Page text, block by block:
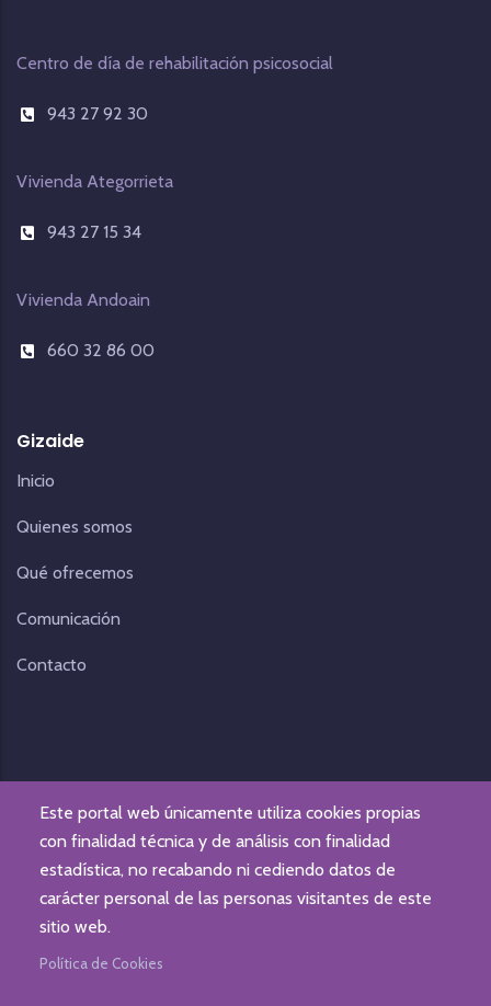
Centro de día de rehabilitación psicosocial
943 27 92 30
Vivienda Ategorrieta
943 27 15 34
Vivienda Andoain
660 32 86 00
Gizaide
Inicio
Quienes somos
Qué ofrecemos
Comunicación
Contacto
Este portal web únicamente utiliza cookies propias
con finalidad técnica y de análisis con finalidad
estadística, no recabando ni cediendo datos de
carácter personal de las personas visitantes de este
sitio web.
Política de Cookies
© Fundación Gizaide. Todos los derechos reservados.
Aviso legal